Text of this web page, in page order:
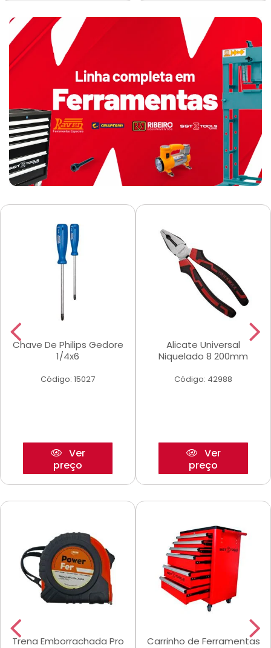
Chave De Philips Gedore
1/4x6
Código: 15027
Ver
preço
Alicate Universal
Niquelado 8 200mm
Código: 42988
Ver
preço
Trena Emborrachada Pro
Carrinho de Ferramentas